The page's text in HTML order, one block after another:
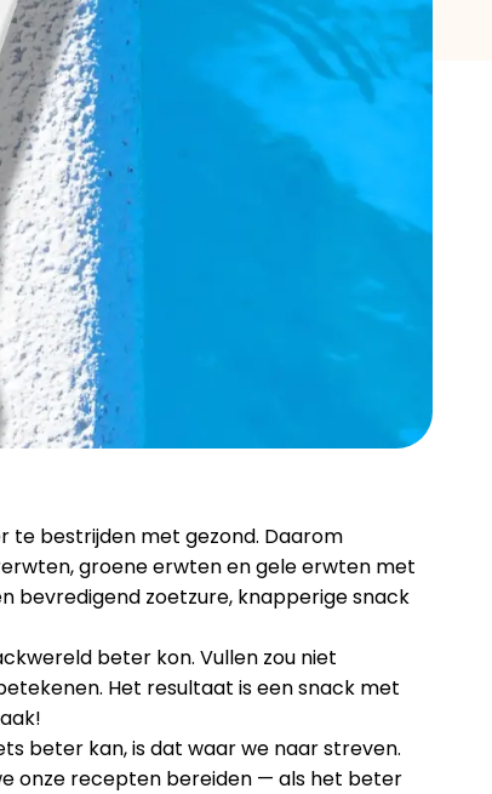
Blog
Neem contact op
te bestrijden met gezond. Daarom
groene erwten en gele erwten met
bevredigend zoetzure, knapperige snack
beter kon. Vullen zou niet
Het resultaat is een snack met
beter kan, is dat waar we naar streven.
onze recepten bereiden — als het beter